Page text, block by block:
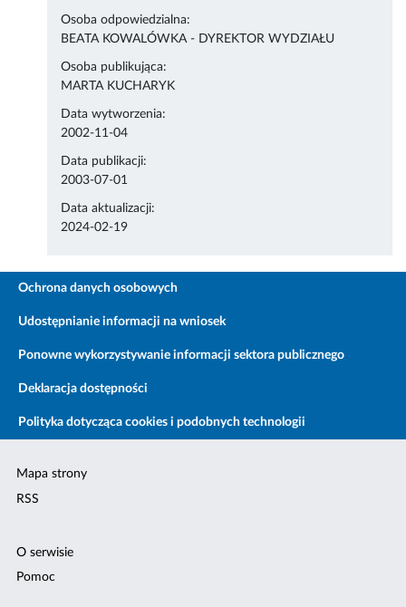
Osoba odpowiedzialna:
BEATA KOWALÓWKA - DYREKTOR WYDZIAŁU
Osoba publikująca:
MARTA KUCHARYK
Data wytworzenia:
2002-11-04
Data publikacji:
2003-07-01
Data aktualizacji:
2024-02-19
Ochrona danych osobowych
Udostępnianie informacji na wniosek
Ponowne wykorzystywanie informacji sektora publicznego
Deklaracja dostępności
Polityka dotycząca cookies i podobnych technologii
Mapa strony
RSS
O serwisie
Pomoc